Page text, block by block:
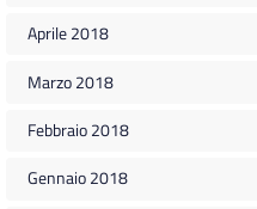
Aprile 2018
Marzo 2018
Febbraio 2018
Gennaio 2018